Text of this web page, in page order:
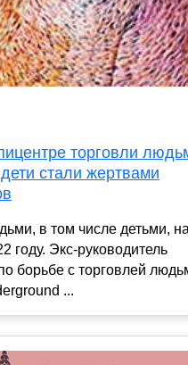
торговли
стали жертвами
в том числе детьми,
году. Экс-руководитель
борьбе с торговлей
...